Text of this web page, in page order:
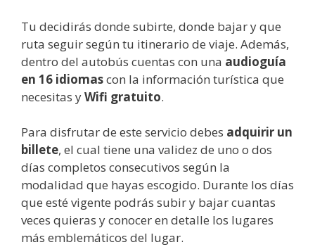
Tu decidirás donde subirte, donde bajar y que
ruta seguir según tu itinerario de viaje. Además,
dentro del autobús cuentas con una audioguía
en 16 idiomascon la información turística que
necesitas yWifi gratuito.
Para disfrutar de este servicio debes adquirir un
billete, el cual tiene una validez de uno o dos
días completos consecutivos según la
modalidad que hayas escogido. Durante los días
que esté vigente podrás subir y bajar cuantas
veces quieras y conocer en detalle los lugares
más emblemáticos del lugar.